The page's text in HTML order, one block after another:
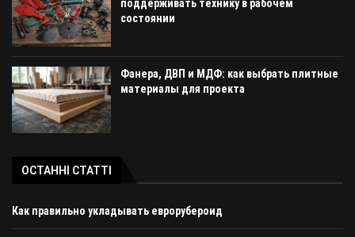
поддерживать технику в рабочем
состоянии
Фанера, ДВП и МДФ: как выбрать плитные
материалы для проекта
ОСТАННІ СТАТТІ
Как правильно укладывать еврорубероид